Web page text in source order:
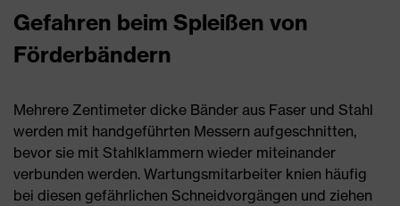
Gefahren beim Spleißen von
Förderbändern
Mehrere Zentimeter dicke Bänder aus Faser und Stahl
werden mit handgeführten Messern aufgeschnitten,
bevor sie mit Stahlklammern wieder miteinander
verbunden werden. Wartungsmitarbeiter knien häufig
bei diesen gefährlichen Schneidvorgängen und ziehen